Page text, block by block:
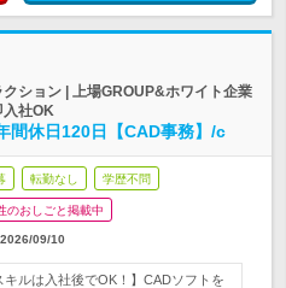
ション | 上場GROUP&ホワイト企業
入社OK
休日120日【CAD事務】/c
転勤なし 学歴不問
のおしごと掲載中
2026/09/10
キルは入社後でOK！】CADソフトを